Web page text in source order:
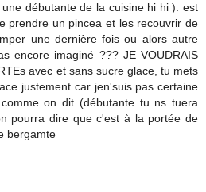
débutante de la cuisine hi hi ): est
prendre un pincea et les recouvrir de
une dernière fois ou alors autre
encore imaginé ??? JE VOUDRAIS
avec et sans sucre glace, tu mets
justement car jen'suis pas certaine
on dit (débutante tu ns tuera
pourra dire que c'est à la portée de
bergamte